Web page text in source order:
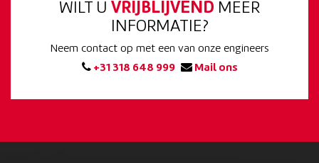
WILT U VRIJBLIJVEND MEER
INFORMATIE?
Neem contact op met een van onze engineers
+31 318 648 999
Mail ons